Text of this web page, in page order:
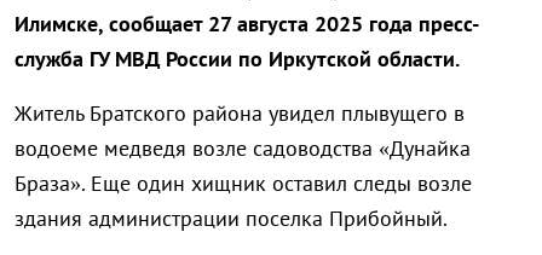
Илимске, сообщает 27 августа 2025 года пресс-
служба ГУ МВД России по Иркутской области.
Житель Братского района увидел плывущего в
водоеме медведя возле садоводства «Дунайка
Браза». Еще один хищник оставил следы возле
здания администрации поселка Прибойный.